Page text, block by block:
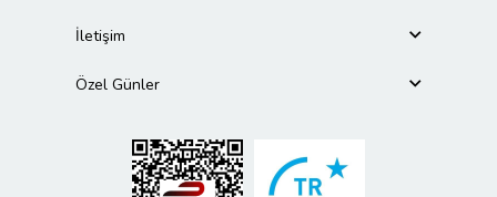
İletişim
Özel Günler